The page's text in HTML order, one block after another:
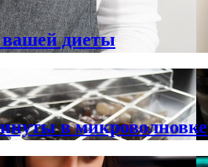
вашей диеты
в микроволновке